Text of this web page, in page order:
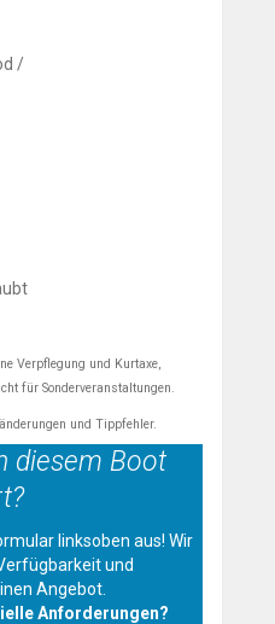
/
Verpflegung und Kurtaxe,
für Sonderveranstaltungen.
und Tippfehler.
diesem Boot
linksoben aus! Wir
und
Angebot.
Anforderungen?